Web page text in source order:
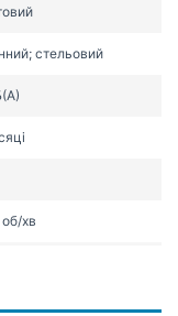
стельовий
хв